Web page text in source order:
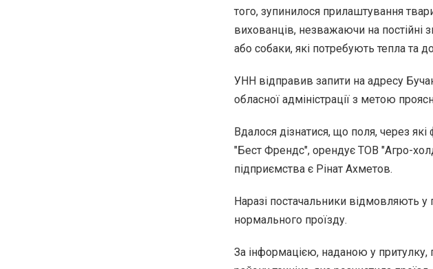
того, зупинилося прилаштування
вихованців, незважаючи на постійні
або собаки, які потребують тепла та
УНН відправив запити на адресу
обласної адміністрації з метою
Вдалося дізнатися, що поля, через
"Бест Френдс", орендує ТОВ "Агро-
підприємства є Рінат Ахметов.
Наразі постачальники відмовляють у
нормального проїзду.
За інформацією, наданою у